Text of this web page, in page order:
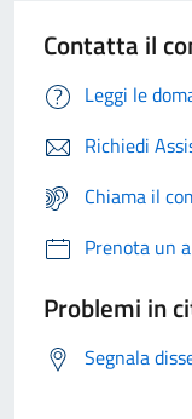
Contatta il
Leggi le
Richiedi
Chiama il
Prenota un
Problemi in
Segnala